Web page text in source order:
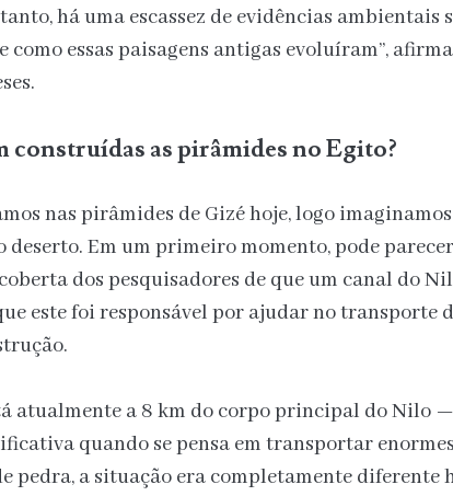
há uma escassez de evidências ambientais
como essas paisagens antigas evoluíram”,
construídas as pirâmides no Egito?
nas pirâmides de Gizé hoje, logo
deserto. Em um primeiro momento, pode
dos pesquisadores de que um canal do
este foi responsável por ajudar no transporte
atualmente a 8 km do corpo principal do Nilo
quando se pensa em transportar enormes
pedra, a situação era completamente diferente